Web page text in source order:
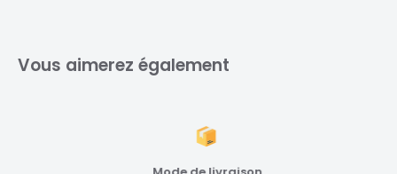
Vous aimerez également